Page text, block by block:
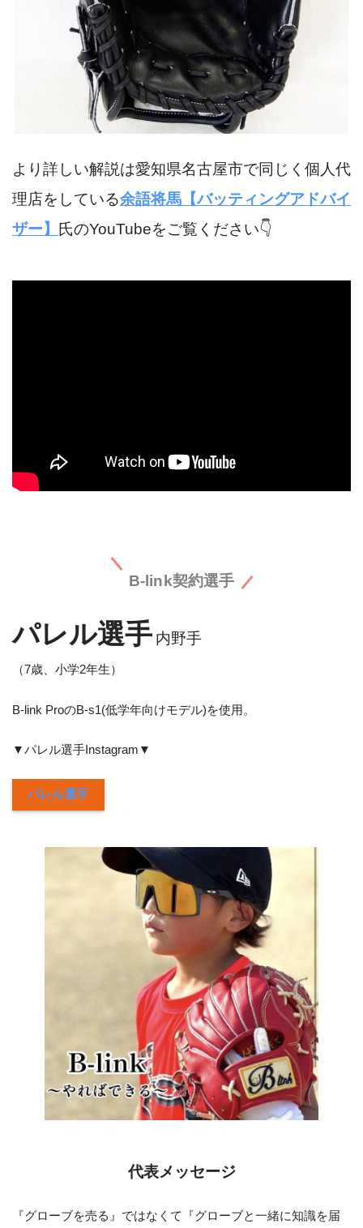
より詳しい解説は愛知県名古屋市で同じく個人代
理店をしている余語将馬【バッティングアドバイ
ザー】 氏のYouTubeをご覧ください👇
B-link契約選手
パレル選手 内野手
（7歳、小学2年生）
B-link ProのB-s1(低学年向けモデル)を使用。
▼パレル選手Instagram▼
パレル選手
代表メッセージ
『グローブを売る』ではなくて『グローブと一緒に知識を届